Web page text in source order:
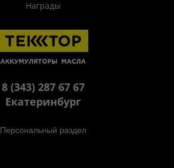
Награды
8 (343) 287 67 67
Екатеринбург
Персональный раздел